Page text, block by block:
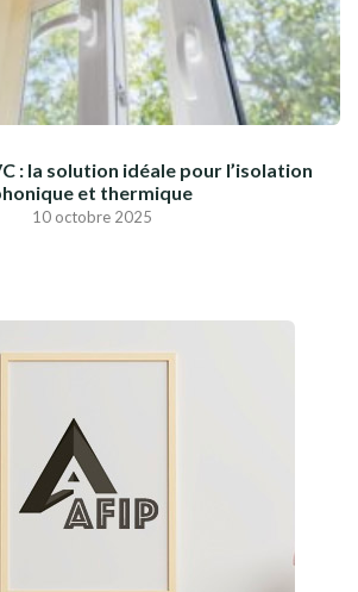
: la solution idéale pour l’isolation
et thermique
10 octobre 2025